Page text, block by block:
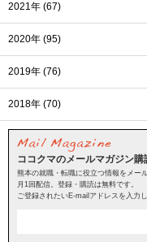
2021年 (67)
2020年 (95)
2019年 (76)
2018年 (70)
ココクマのメールマガジン購
熊本の就職・転職に役立つ情報をメー
月1回配信。登録・購読は無料です。
ご登録されたいE-mailアドレスを入力